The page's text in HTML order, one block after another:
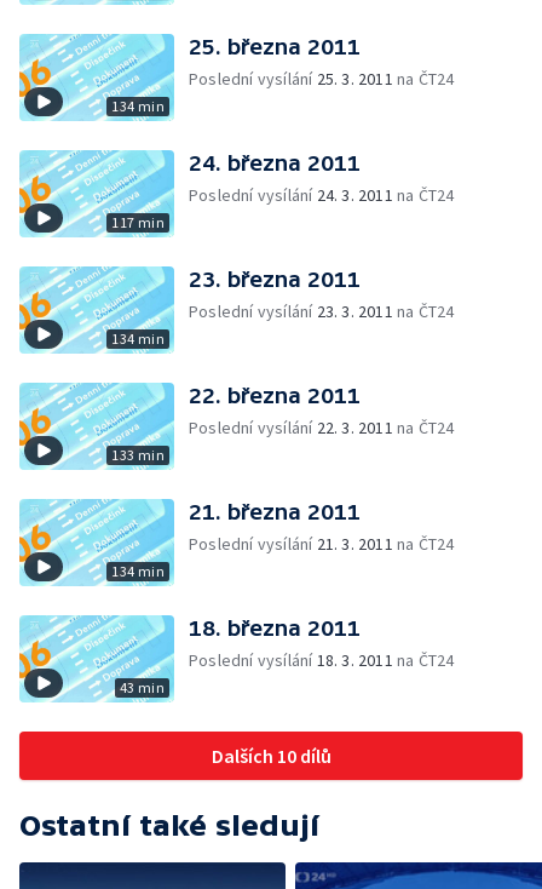
134 min
25. března 2011
Poslední vysílání 25. 3. 2011 na ČT24
117 min
24. března 2011
Poslední vysílání 24. 3. 2011 na ČT24
134 min
23. března 2011
Poslední vysílání 23. 3. 2011 na ČT24
133 min
22. března 2011
Poslední vysílání 22. 3. 2011 na ČT24
134 min
21. března 2011
Poslední vysílání 21. 3. 2011 na ČT24
43 min
18. března 2011
Poslední vysílání18. 3. 2011 na ČT24
Dalších 10 dílů
Ostatní také sledují